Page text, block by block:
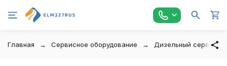
Главная Сервисное оборудование Дизельный сервис